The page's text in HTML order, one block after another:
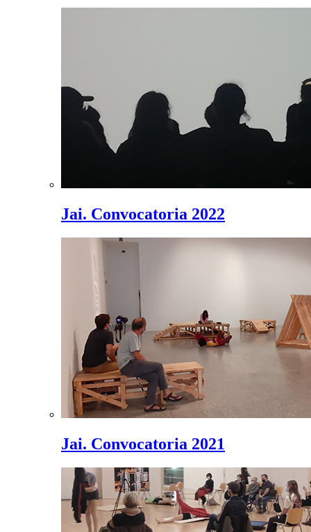
Jai. Convocatoria 2022
Jai. Convocatoria 2021